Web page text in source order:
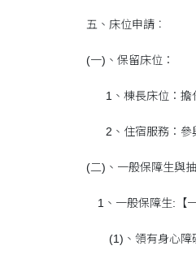
五、床位申請︰
(一)、保留床位：
1、棟長床位：擔
2、住宿服務：
(二)、一般保障生與
1、一般保障生:【
(1)、領有身心障